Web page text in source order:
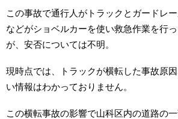
この事故で通行人がトラックとガードレ
などがショベルカーを使い救急作業を行
が、安否については不明。
現時点では、トラックが横転した事故原
い情報はわかっておりません。
この横転事故の影響で山科区内の道路の